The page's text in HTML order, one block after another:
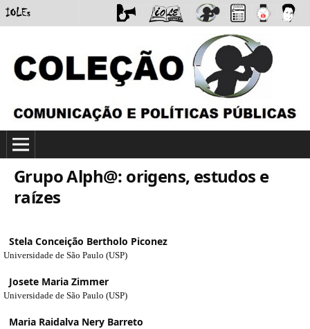
Grupo Alph@: origens, estudos e
raízes
Stela Conceição Bertholo Piconez
Universidade de São Paulo (USP)
Josete Maria Zimmer
Universidade de São Paulo (USP)
Maria Raidalva Nery Barreto